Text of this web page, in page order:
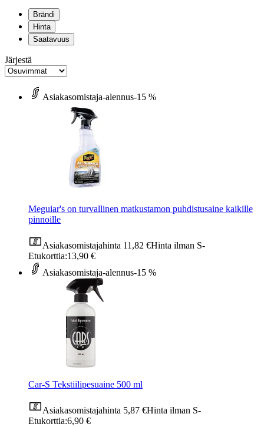
Brändi
Hinta
Saatavuus
Järjestä
Asiakasomistaja-alennus-15 %
Meguiar's on turvallinen matkustamon puhdistusaine kaikille
pinnoille
Asiakasomistajahinta 11,82 €Hinta ilman S-
Etukorttia:13,90 €
Asiakasomistaja-alennus-15 %
Car-S Tekstiilipesuaine 500 ml
Asiakasomistajahinta 5,87 €Hinta ilman S-
Etukorttia:6,90 €